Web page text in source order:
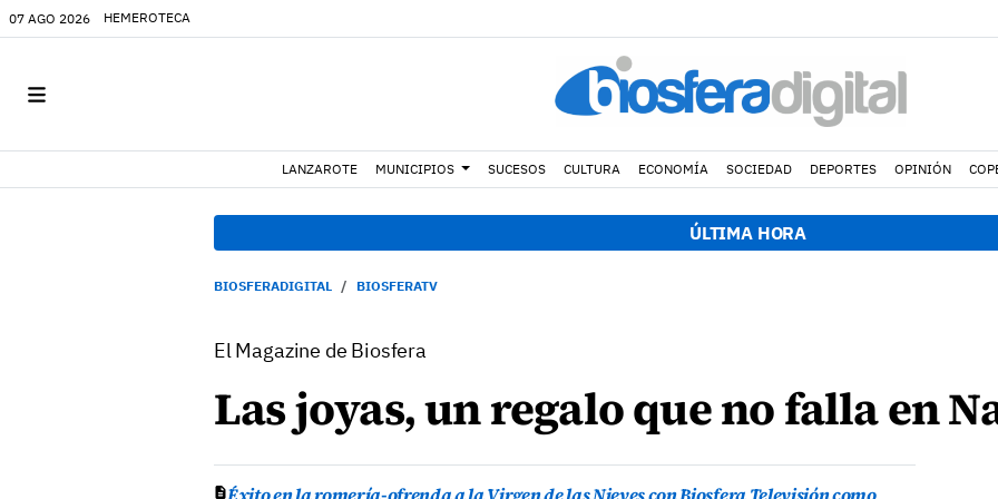
07 AGO 2026 HEMEROTECA
LANZAROTE MUNICIPIOS SUCESOS CULTURA ECONOMÍA SOCIEDAD DEPORTES OPINIÓN
ÚLTIMA HORA
BIOSFERADIGITAL BIOSFERATV
El Magazine de Biosfera
Las joyas, un regalo que no falla en